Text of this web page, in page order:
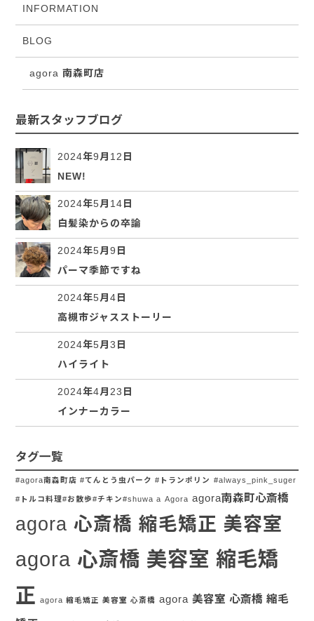
INFORMATION
BLOG
agora 南森町店
最新スタッフブログ
2024年9月12日
NEW!
2024年5月14日
白髪染からの卒論
2024年5月9日
パーマ季節ですね
2024年5月4日
高槻市ジャスストーリー
2024年5月3日
ハイライト
2024年4月23日
インナーカラー
タグ一覧
#agora南森町店 #てんとう虫パーク #トランポリン #always_pink_suger
#トルコ料理#お散歩#チキン#shuwa a Agora agora南森町心斎橋
agora 心斎橋 縮毛矯正 美容室
agora 心斎橋 美容室 縮毛矯
正 agora 縮毛矯正 美容室 心斎橋 agora 美容室 心斎橋 縮毛